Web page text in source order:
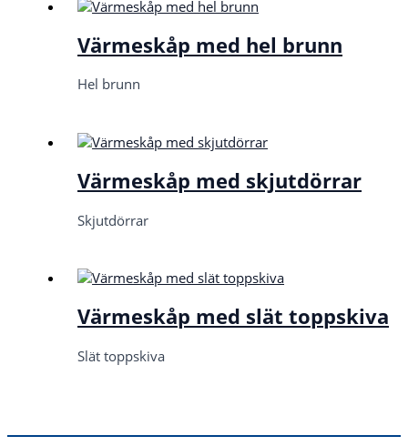
Värmeskåp med hel brunn
Hel brunn
Värmeskåp med skjutdörrar
Skjutdörrar
Värmeskåp med slät toppskiva
Slät toppskiva